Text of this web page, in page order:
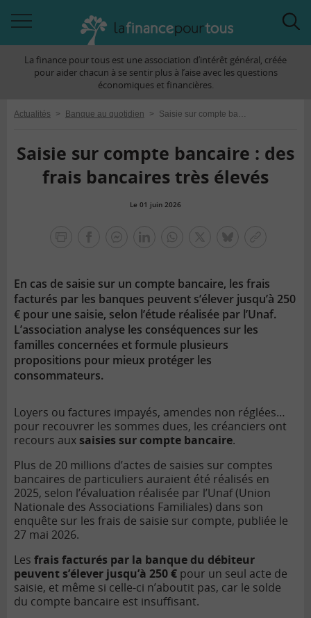
àLa finance pour tous est une association d’intérêt général, créée
pour aider chacun à se sentir plus à l’aise avec les questions
économiques et financières.
Actualités > Banque au quotidien > Saisie sur compte bancaire : des frais bancaires très élevés
Saisie sur compte bancaire : des
frais bancaires très élevés
Le 01 juin 2026
En cas de saisie sur un compte bancaire, les frais
facturés par les banques peuvent s’élever jusqu’à 250
€ pour une saisie, selon l’étude réalisée par l’Unaf.
L’association analyse les conséquences sur les
familles concernées et formule plusieurs
propositions pour mieux protéger les
consommateurs.
Loyers ou factures impayés, amendes non réglées…
pour recouvrer les sommes dues, les créanciers ont
recours aux saisies sur compte bancaire.
Plus de 20 millions d’actes de saisies sur comptes
bancaires de particuliers auraient été réalisés en
2025, selon l’évaluation réalisée par l’Unaf (Union
Nationale des Associations Familiales) dans son
enquête sur les frais de saisie sur compte, publiée le
27 mai 2026.
Les frais facturés par la banque du débiteur
peuvent s’élever jusqu’à 250 € pour un seul acte de
saisie, et même si celle-ci n’aboutit pas, car le solde
du compte bancaire est insuffisant.